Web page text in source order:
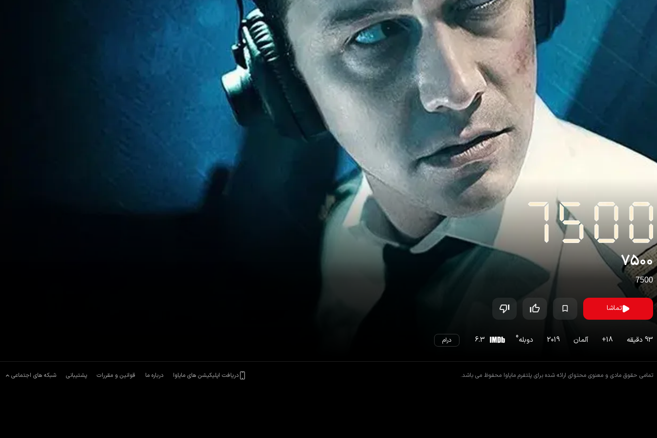
۷۵۰۰
7500
تماشا
93 دقیقه 18
+ آلمان 2019 دوبله0
6.3 درام
تمامی حقوق مادی و معنوی محتوای ارائه شده برای پلتفرم مایاوا محفوظ می باشد. دریافت اپلیکیشن های مایاوا درباره ما قوانین و مقررات پشتیبانی شبکه های اجتماعی